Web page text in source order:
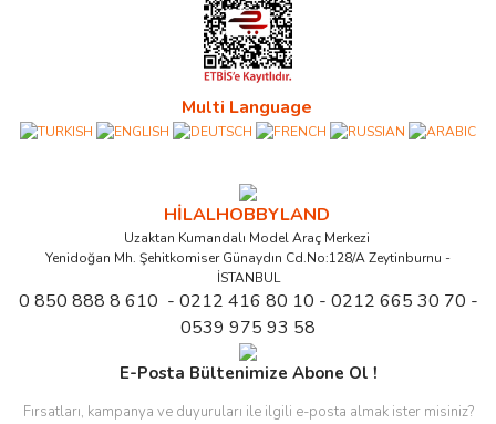
Multi Language
HİLALHOBBYLAND
Uzaktan Kumandalı Model Araç Merkezi
Yenidoğan Mh. Şehitkomiser Günaydın Cd.No:128/A Zeytinburnu -
İSTANBUL
0 850 888 8 610 - 0212 416 80 10 - 0212 665 30 70 -
0539 975 93 58
E-Posta Bültenimize Abone Ol !
Fırsatları, kampanya ve duyuruları ile ilgili e-posta almak ister misiniz?